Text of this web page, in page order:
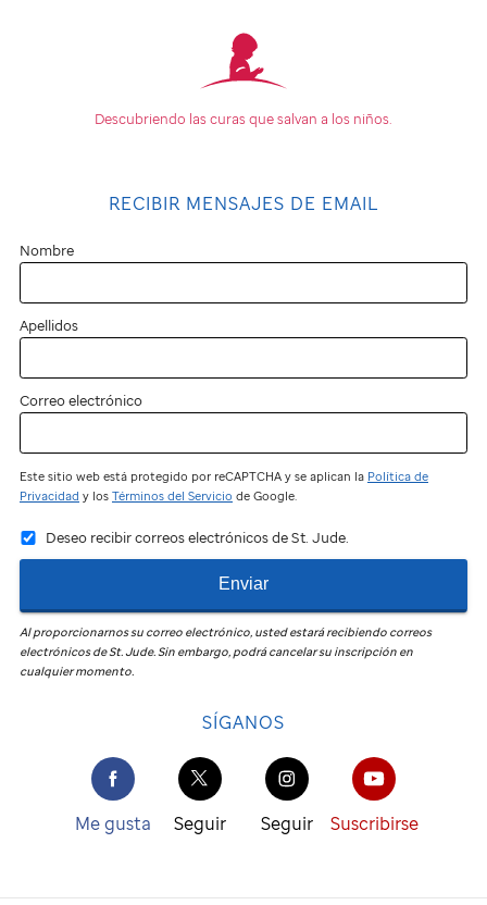
Descubriendo las curas quesalvan a los niños.
RECIBIR MENSAJES DE EMAIL
Nombre
Apellidos
Correo electrónico
Este sitio web está protegido por reCAPTCHA y se aplican la Política de
Privacidad y los Términos del Servicio de Google.
Deseo recibir correos electrónicos de St. Jude.
Enviar
Al proporcionarnos su correo electrónico, usted estará recibiendo correos
electrónicos deSt. Jude. Sin embargo, podrá cancelar su inscripción en
cualquier momento.
SÍGANOS
Me gusta Seguir Seguir Suscribirse